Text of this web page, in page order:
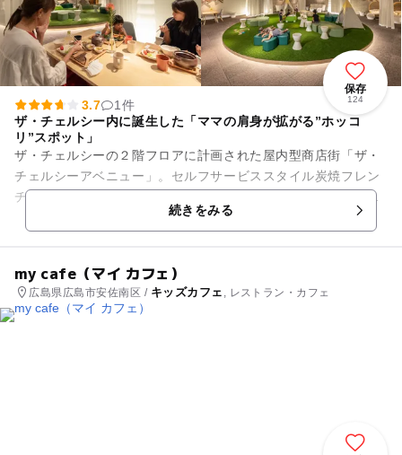
保存
124
3.7
1件
ザ・チェルシー内に誕生した「ママの肩身が拡がる”ホッコ
リ”スポット」
ザ・チェルシーの２階フロアに計画された屋内型商店街「ザ・
チェルシーアベニュー」。セルフサービススタイル炭焼フレン
チダイニング、コーヒーショップ、スイーツショップ、雑貨シ
ョップ、フラワーショップな...続きをみる
my cafe（マイ カフェ）
広島県広島市安佐南区 / キッズカフェ , レストラン・カフェ